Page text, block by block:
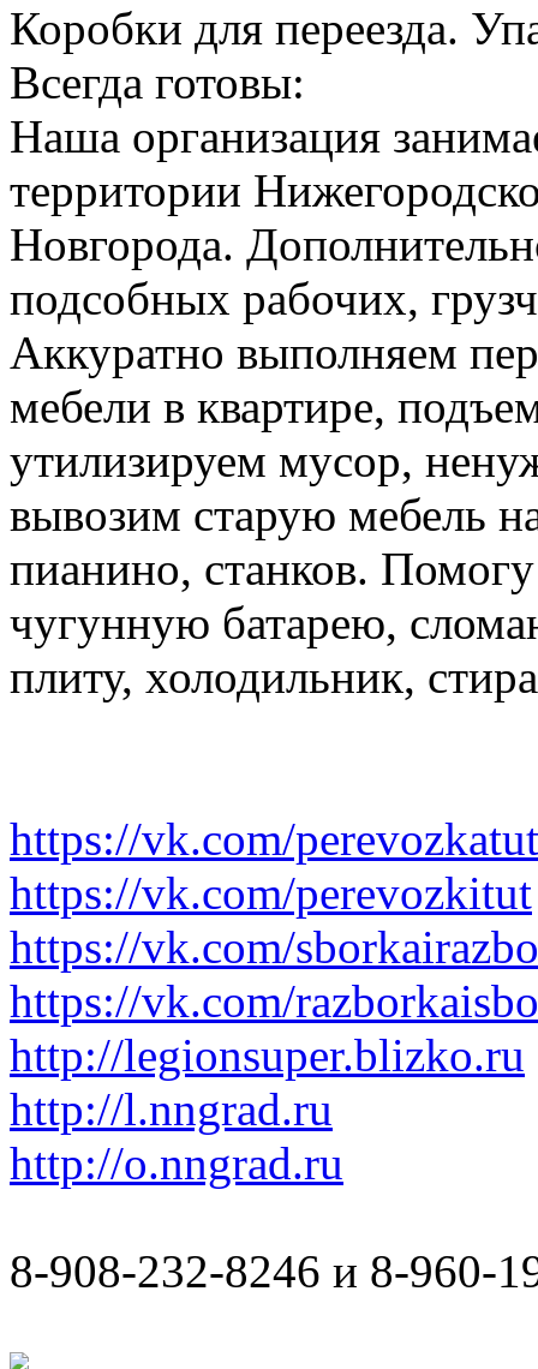
Коробки для переезда.
Всегда готовы:
Наша организация
территории
Новгорода.
подсобных рабочих,
Аккуратно выполняем
мебели в квартире,
утилизируем мусор,
вывозим старую мебель
пианино, станков.
чугунную батарею,
плиту, холодильник,
https://vk.com/perevozkatut
https://vk.com/perevozkitut
https://vk.com/
https://vk.com/
http://legionsuper.blizko.ru
http://l.nngrad.ru
http://o.nngrad.ru
8-908-232-8246 и 8-960-